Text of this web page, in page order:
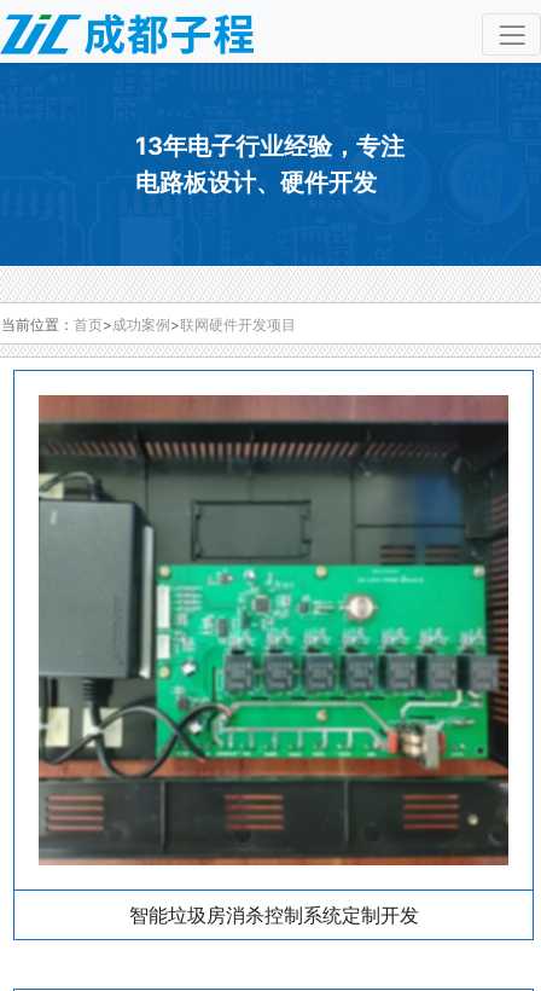
13年电子行业经验，专注
电路板设计、硬件开发
当前位置： 首页>成功案例>联网硬件开发项目
智能垃圾房消杀控制系统定制开发